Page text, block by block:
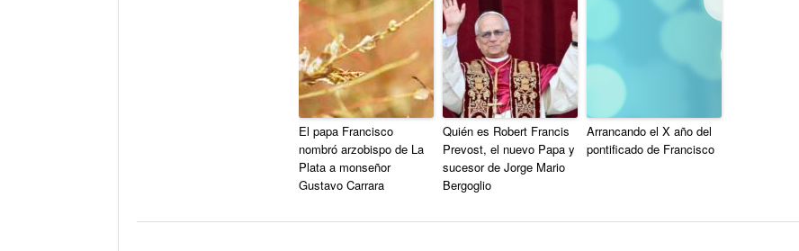
El papa Francisco
nombró arzobispo de La
Plata a monseñor
Gustavo Carrara
Quién es Robert Francis
Prevost, el nuevo Papa y
sucesor de Jorge Mario
Bergoglio
Arrancando el X año del
pontificado de Francisco